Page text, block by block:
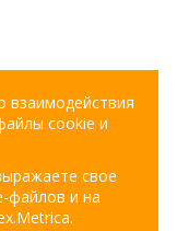
взаимодействия
cookie и
свое
файлов и на